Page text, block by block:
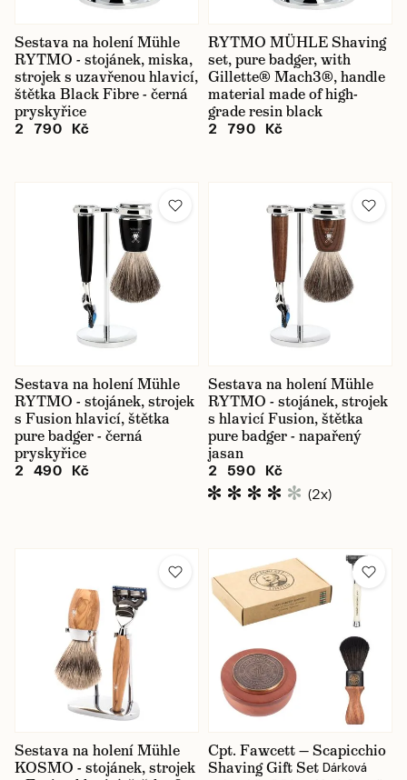
Sestava na holení Mühle
RYTMO - stojánek, miska,
strojek s uzavřenou hlavicí,
štětka Black Fibre - černá
pryskyřice
2 790 Kč
RYTMO MÜHLE Shaving
set, pure badger, with
Gillette® Mach3®, handle
material made of high-
grade resin black
2 790 Kč
Sestava na holení Mühle
RYTMO - stojánek, strojek
s Fusion hlavicí, štětka
pure badger - černá
pryskyřice
2 490 Kč
Sestava na holení Mühle
RYTMO - stojánek, strojek
s hlavicí Fusion, štětka
pure badger - napařený
jasan
2 590 Kč
(2x)
Sestava na holení Mühle
KOSMO - stojánek, strojek
Cpt. Fawcett — Scapicchio
Shaving Gift Set Dárková